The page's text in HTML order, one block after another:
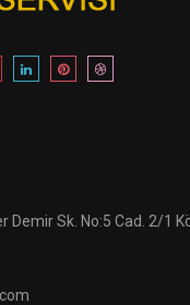
Demir Sk. No:5 Cad. 2/1